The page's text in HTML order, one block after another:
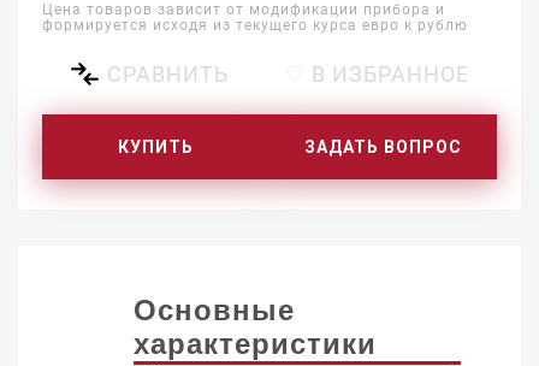
Цена товаров зависит от модификации прибора и
формируется исходя из текущего курса евро к рублю
СРАВНИТЬ ♡ В ИЗБРАННОЕ
КУПИТЬ ЗАДАТЬ ВОПРОС
Основные
характеристики